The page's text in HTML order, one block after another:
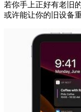
若你手上正好有老旧
或许能让你的旧设备